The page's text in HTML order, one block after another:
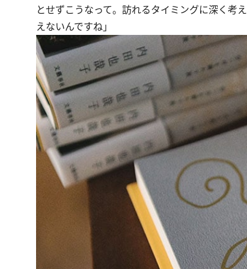
とせずこうなって。訪れるタイミングに深く考
えないんですね」